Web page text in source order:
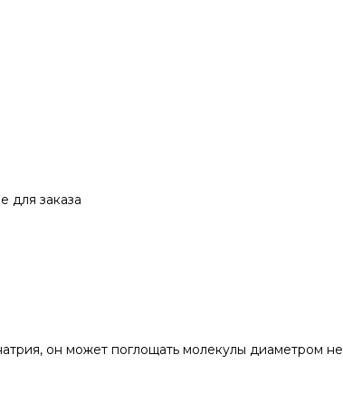
для заказа
он может поглощать молекулы диаметром